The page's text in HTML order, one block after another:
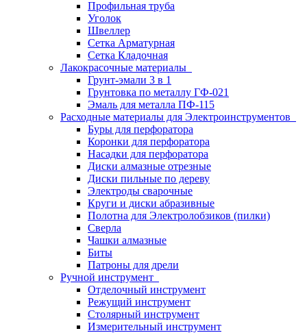
Профильная труба
Уголок
Швеллер
Сетка Арматурная
Сетка Кладочная
Лакокрасочные материалы
Грунт-эмали 3 в 1
Грунтовка по металлу ГФ-021
Эмаль для металла ПФ-115
Расходные материалы для Электроинструментов
Буры для перфоратора
Коронки для перфоратора
Насадки для перфоратора
Диски алмазные отрезные
Диски пильные по дереву
Электроды сварочные
Круги и диски абразивные
Полотна для Электролобзиков (пилки)
Сверла
Чашки алмазные
Биты
Патроны для дрели
Ручной инструмент
Отделочный инструмент
Режущий инструмент
Столярный инструмент
Измерительный инструмент